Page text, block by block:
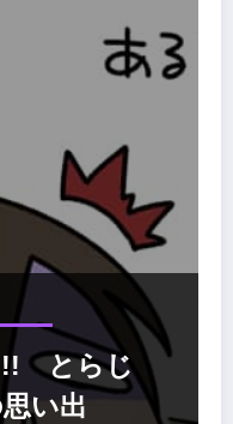
!! とらじ
い出